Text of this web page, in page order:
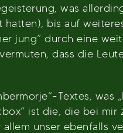
was
bis auf
jung“ durch eine
dass die
Textes, was
ist die, die bei
unser ebenfalls